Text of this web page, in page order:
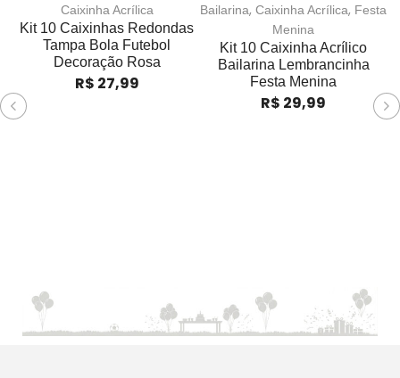
Caixinha Acrílica
Kit 10 Caixinhas Redondas
Tampa Bola Futebol
Decoração Rosa
R$ 27,99
Bailarina, Caixinha Acrílica, Festa
Menina
Kit 10 Caixinha Acrílico
Bailarina Lembrancinha
Festa Menina
R$ 29,99